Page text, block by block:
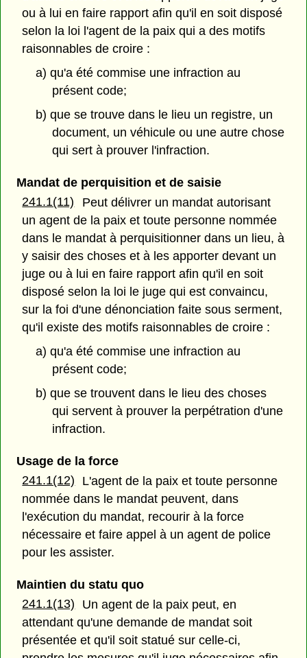
ou à lui en faire rapport afin qu'il en soit disposé
selon la loi l'agent de la paix qui a des motifs
raisonnables de croire :
a) qu'a été commise une infraction au
présent code;
b) que se trouve dans le lieu un registre, un
document, un véhicule ou une autre chose
qui sert à prouver l'infraction.
Mandat de perquisition et de saisie
241.1(11)
Peut délivrer un mandat autorisant
un agent de la paix et toute personne nommée
dans le mandat à perquisitionner dans un lieu, à
y saisir des choses et à les apporter devant un
juge ou à lui en faire rapport afin qu'il en soit
disposé selon la loi le juge qui est convaincu,
sur la foi d'une dénonciation faite sous serment,
qu'il existe des motifs raisonnables de croire :
a) qu'a été commise une infraction au
présent code;
b) que se trouvent dans le lieu des choses
qui servent à prouver la perpétration d'une
infraction.
Usage de la force
241.1(12)
L'agent de la paix et toute personne
nommée dans le mandat peuvent, dans
l'exécution du mandat, recourir à la force
nécessaire et faire appel à un agent de police
pour les assister.
Maintien du statu quo
241.1(13)
Un agent de la paix peut, en
attendant qu'une demande de mandat soit
présentée et qu'il soit statué sur celle-ci,